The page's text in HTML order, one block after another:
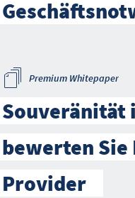
Premium Whitepaper
Souveränität
bewerten Sie
Provider